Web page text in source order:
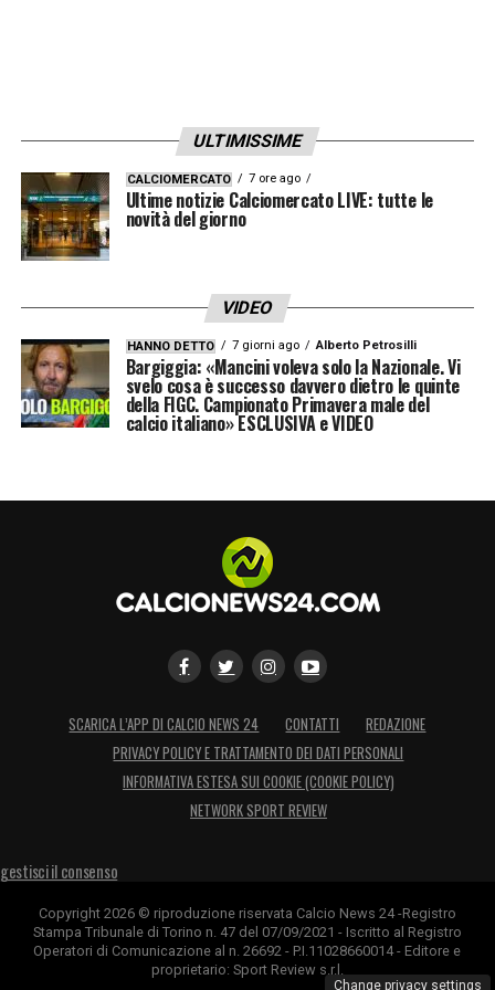
ULTIMISSIME
CALCIOMERCATO 7 ore ago
Ultime notizie Calciomercato LIVE: tutte le
novità del giorno
VIDEO
HANNO DETTO 7 giorni ago Alberto Petrosilli
Bargiggia: «Mancini voleva solo la Nazionale. Vi
svelo cosa è successo davvero dietro le quinte
della FIGC. Campionato Primavera male del
calcio italiano» ESCLUSIVA e VIDEO
SCARICA L’APP DI CALCIO NEWS 24 CONTATTI
REDAZIONE
PRIVACY POLICY E TRATTAMENTO DEI DATI PERSONALI
INFORMATIVA ESTESA SUI COOKIE (COOKIE POLICY)
NETWORK SPORT REVIEW
gestisci il consenso
Copyright 2026 © riproduzione riservata Calcio News 24 -Registro
Stampa Tribunale di Torino n. 47 del 07/09/2021 - Iscritto al Registro
Operatori di Comunicazione al n. 26692 - P.I.11028660014 - Editore e
proprietario: Sport Review s.r.l.
Change privacy settings